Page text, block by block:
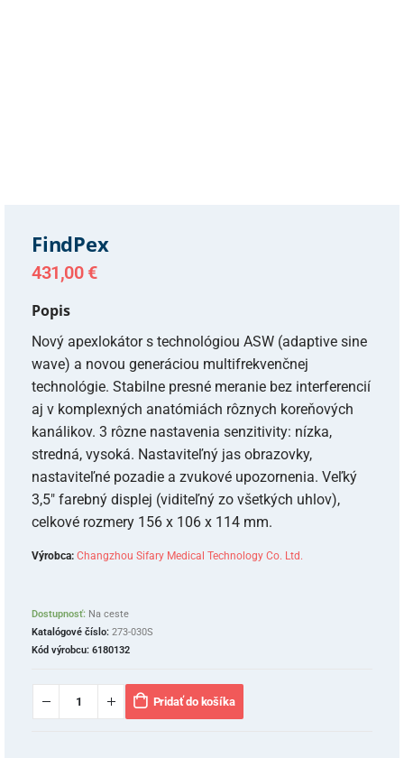
FindPex
431,00 €
Popis
Nový apexlokátor s technológiou ASW (adaptive sine
wave) a novou generáciou multifrekvenčnej
technológie. Stabilne presné meranie bez interferencií
aj v komplexných anatómiách rôznych koreňových
kanálikov. 3 rôzne nastavenia senzitivity: nízka,
stredná, vysoká. Nastaviteľný jas obrazovky,
nastaviteľné pozadie a zvukové upozornenia. Veľký
3,5″ farebný displej (viditeľný zo všetkých uhlov),
celkové rozmery 156 x 106 x 114 mm.
Výrobca: Changzhou Sifary Medical Technology Co. Ltd.
Dostupnosť: Na ceste
Katalógové číslo: 273-030S
Kód výrobcu: 6180132
Pridať do košíka